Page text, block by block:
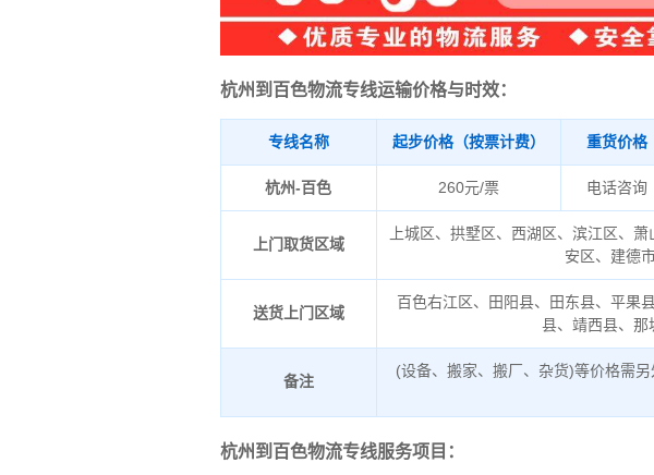
杭州到百色物流专线运输价格与时效：
专线名称 起步价格（按票计费） 重货价格
杭州-百色 260元/票 电话咨询
上门取货区域
上城区、拱墅区、西湖区、滨江区、
安区、建德
送货上门区域
百色右江区、田阳县、田东县、平果
县、靖西县、那
备注
(设备、搬家、搬厂、杂货)等价格需
杭州到百色物流专线服务项目：